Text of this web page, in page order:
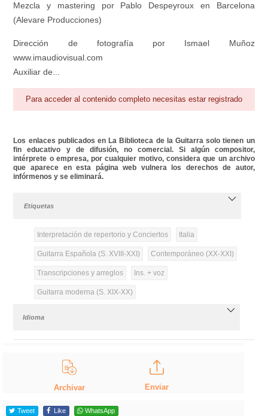
Mezcla y mastering por Pablo Despeyroux en Barcelona
(Alevare Producciones)
Dirección de fotografía por Ismael Muñoz
www.imaudiovisual.com
Auxiliar de...
Para acceder al contenido completo necesitas estar registrado
Los enlaces publicados en La Biblioteca de la Guitarra solo tienen un
fin educativo y de difusión, no comercial. Si algún compositor,
intérprete o empresa, por cualquier motivo, considera que un archivo
que aparece en esta página web vulnera los derechos de autor,
infórmenos y se eliminará.
Etiquetas
Interpretación de repertorio y Conciertos Italia
Guitarra Española (S. XVIII-XXI) Contemporáneo (XX-XXI)
Transcripciones y arreglos Ins. + voz
Guitarra moderna (S. XIX-XX)
Idioma
Archivar Enviar
Tweet Like WhatsApp